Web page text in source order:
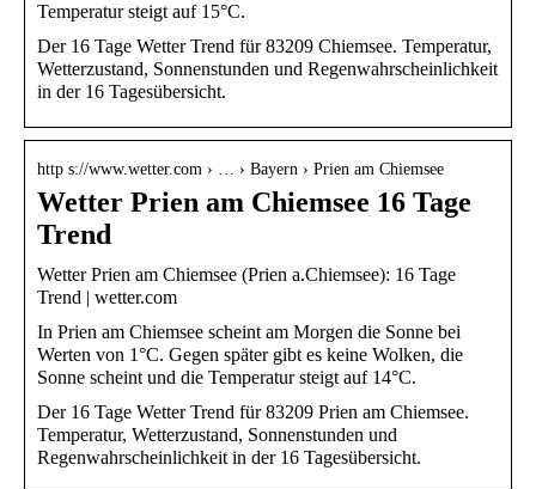
Temperatur steigt auf 15°C.
Der 16 Tage Wetter Trend für 83209 Chiemsee. Temperatur,
Wetterzustand, Sonnenstunden und Regenwahrscheinlichkeit
in der 16 Tagesübersicht.
http s://www.wetter.com › … › Bayern › Prien am Chiemsee
Wetter Prien am Chiemsee 16 Tage
Trend
Wetter Prien am Chiemsee (Prien a.Chiemsee): 16 Tage
Trend | wetter.com
In Prien am Chiemsee scheint am Morgen die Sonne bei
Werten von 1°C. Gegen später gibt es keine Wolken, die
Sonne scheint und die Temperatur steigt auf 14°C.
Der 16 Tage Wetter Trend für 83209 Prien am Chiemsee.
Temperatur, Wetterzustand, Sonnenstunden und
Regenwahrscheinlichkeit in der 16 Tagesübersicht.